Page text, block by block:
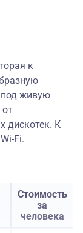
к
под живую
от
дискотек. К
Fi.
Стоимость
за
человека